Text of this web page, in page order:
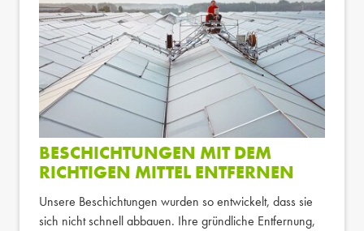
BESCHICHTUNGEN MIT DEM
RICHTIGEN MITTEL ENTFERNEN
Unsere Beschichtungen wurden so entwickelt, dass sie
sich nicht schnell abbauen. Ihre gründliche Entfernung,